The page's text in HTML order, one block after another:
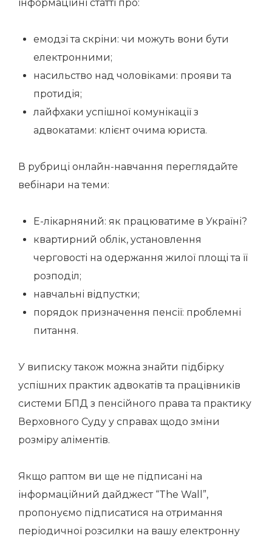
інформаційні статті про:
емодзі та скріни: чи можуть вони бути
електронними;
насильство над чоловіками: прояви та
протидія;
лайфхаки успішної комунікації з
адвокатами: клієнт очима юриста.
В рубриці онлайн-навчання переглядайте
вебінари на теми:
Е-лікарняний: як працюватиме в Україні?
квартирний облік, установлення
черговості на одержання жилої площі та її
розподіл;
навчальні відпустки;
порядок призначення пенсії: проблемні
питання.
У виписку також можна знайти підбірку
успішних практик адвокатів та працівників
системи БПД з пенсійного права та практику
Верховного Суду у справах щодо зміни
розміру аліментів.
Якщо раптом ви ще не підписані на
інформаційний дайджест “The Wall”,
пропонуємо підписатися на отримання
періодичної розсилки на вашу електронну